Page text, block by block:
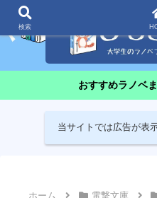
おすすめラノベ
当サイトでは広告が表
ホーム 電撃文庫
検索